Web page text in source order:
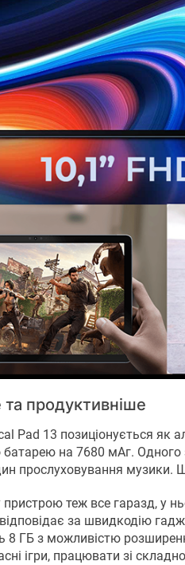
продуктивніше
Pad 13 позиціонується як
на 7680 мАг. Одного
прослуховування
пристрою теж все гаразд, у
за швидкодію
8 ГБ з можливістю
ігри, працювати зі